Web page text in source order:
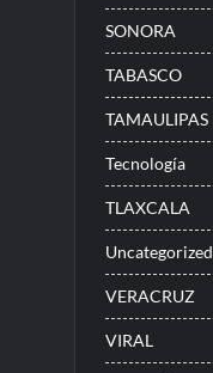
SONORA
TABASCO
TAMAULIPAS
Tecnología
TLAXCALA
Uncategorized
VERACRUZ
VIRAL